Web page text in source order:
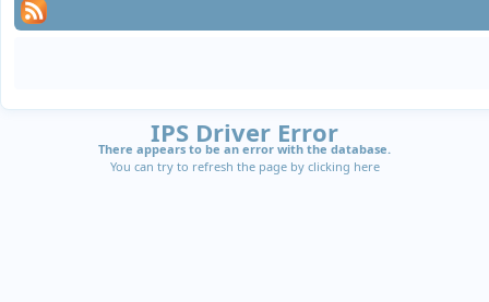
IPS Driver Error
There appears to be an error with the database.
You can try to refresh the page by clicking here